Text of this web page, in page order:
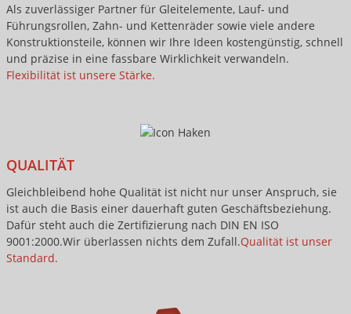
Als zuverlässiger Partner für Gleitelemente, Lauf- und
Führungsrollen, Zahn- und Kettenräder sowie viele andere
Konstruktionsteile, können wir Ihre Ideen kostengünstig, schnell
und präzise in eine fassbare Wirklichkeit verwandeln.
Flexibilität ist unsere Stärke.
QUALITÄT
Gleichbleibend hohe Qualität ist nicht nur unser Anspruch, sie
ist auch die Basis einer dauerhaft guten Geschäftsbeziehung.
Dafür steht auch die Zertifizierung nach DIN EN ISO
9001:2000.Wir überlassen nichts dem Zufall.Qualität ist unser
Standard.